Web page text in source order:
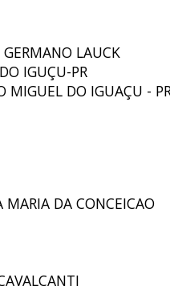
LAUCK
IGUÇU-PR
DO IGUAÇU -
MARIA DA CONCEICAO